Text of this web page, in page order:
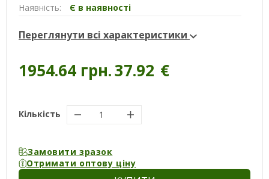
Наявність:
Є в наявності
Переглянути всі характеристики
1954.64 грн.37.92 €
Кількість
Замовити зразок
Отримати оптову ціну